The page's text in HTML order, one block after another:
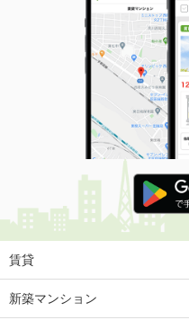
賃貸
新築マンション